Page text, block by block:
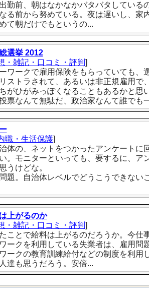
勤前、朝はなかなかバタバタしている
る前から努めている。夜は遅いし、家
て朝だけでもというの...
選挙 2012
・雑記・口コミ・評判 ]
ワークで雇用保険をもらっていても、
ストラされて、あるいは非正規雇用で
がひがみっぽくなることもあるかと思
票なんて無駄だ、政治家なんて誰でも
職・生活保護]
体の、ネットをつかったアンケートに
。モニターといっても、要するに、ア
うけどな。
題。自治体レベルでどうこうできない
上がるのか
・雑記・口コミ・評判 ]
ことで給料は上がるのだろうか。今仕
ークを利用している失業者は、雇用問
ークの教育訓練給付などの制度を利用
達も思うだろう。安倍...